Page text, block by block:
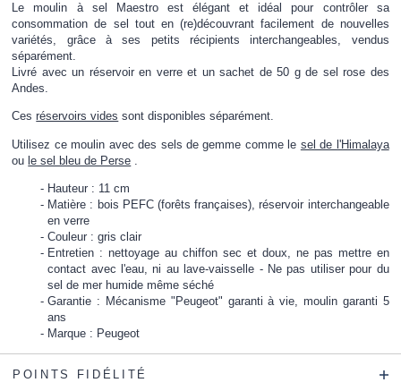
Le moulin à sel Maestro est élégant et idéal pour contrôler sa
consommation de sel tout en (re)découvrant facilement de nouvelles
variétés, grâce à ses petits récipients interchangeables, vendus
séparément.
Livré avec un réservoir en verre et un sachet de 50 g de sel rose des
Andes.
Cesréservoirs vides sont disponibles séparément.
Utilisez ce moulin avec des sels de gemme comme le sel de l'Himalaya
oule sel bleu de Perse
Hauteur : 11 cm
Matière : bois PEFC (forêts françaises), réservoir interchangeable
en verre
Couleur : gris clair
Entretien : nettoyage au chiffon sec et doux, ne pas mettre en
contact avec l'eau, ni au lave-vaisselle - Ne pas utiliser pour du
sel de mer humide même séché
Garantie : Mécanisme "Peugeot" garanti à vie, moulin garanti 5
ans
Marque : Peugeot
POINTS FIDÉLITÉ